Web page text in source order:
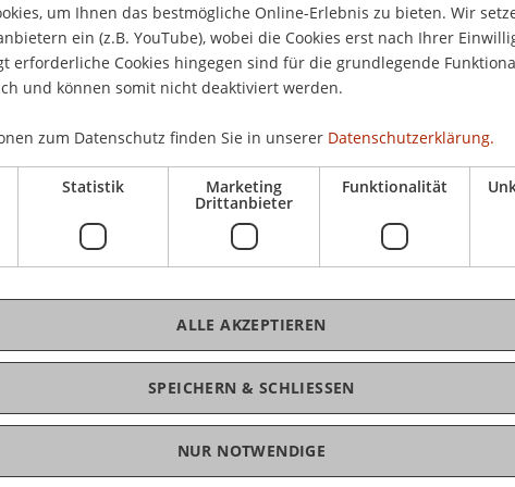
Richter und Staatsanwälte, aber auch
wachsen ständig. Die Auseinandersetzung
ist daher unerlässlich.
2009 wird Dr. Dieter Santner, Fürstlicher
in Konkurssachen besprechen, und sich
zur Verwertung von
von Kostenvorschüssen bei
der Konkursverschleppungshaftung
befassen.
Mag.
um Ihnen das bestmögliche Online-Erlebnis zu bieten. Wir
ein (z.B. YouTube), wobei die Cookies erst nach Ihrer
erforderliche Cookies hingegen sind für die grundlegende
und können somit nicht deaktiviert werden.
zum Datenschutz finden Sie in unserer Datenschutzerklärung.
Statistik Marketing
Drittanbieter
Funktionalität
SPEICHERN & SCHLIESSEN
ALLE AKZEPTIEREN
NUR NOTWENDIGE